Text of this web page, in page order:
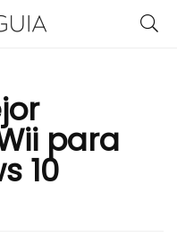
para
10